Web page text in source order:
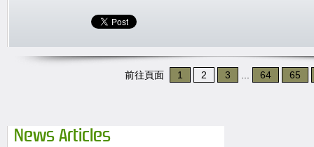
前往頁面 1 2 3 64 65
News Articles